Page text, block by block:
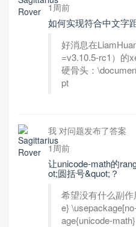
1周前
如何实现符合中文字
好消息在
=v3.10.5-rc1）的
硬骨头：
pt
我 对问题发布了答案
1周前
让unicode-math的
ot;圆括号&quot;？
希望没有什么副
e}
age{unicode-